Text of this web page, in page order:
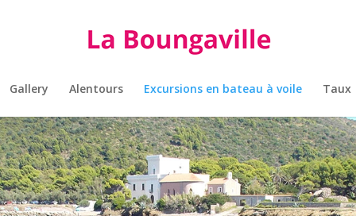
Gallery Alentours Excursions en bateau à voile Taux